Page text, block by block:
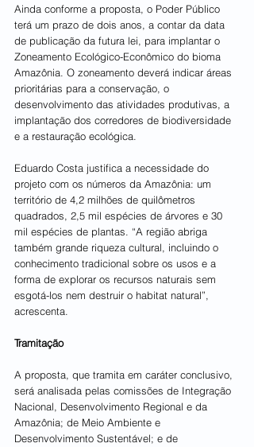
Ainda conforme a proposta, o Poder Público
terá um prazo de dois anos, a contar da data
de publicação da futura lei, para implantar o
Zoneamento Ecológico-Econômico do bioma
Amazônia. O zoneamento deverá indicar áreas
prioritárias para a conservação, o
desenvolvimento das atividades produtivas, a
implantação dos corredores de biodiversidade
e a restauração ecológica.
Eduardo Costa justifica a necessidade do
projeto com os números da Amazônia: um
território de 4,2 milhões de quilômetros
quadrados, 2,5 mil espécies de árvores e 30
mil espécies de plantas. “A região abriga
também grande riqueza cultural, incluindo o
conhecimento tradicional sobre os usos e a
forma de explorar os recursos naturais sem
esgotá-los nem destruir o habitat natural”,
acrescenta.
Tramitação
A proposta, que tramita em caráter conclusivo,
será analisada pelas comissões de Integração
Nacional, Desenvolvimento Regional e da
Amazônia; de Meio Ambiente e
Desenvolvimento Sustentável; e de